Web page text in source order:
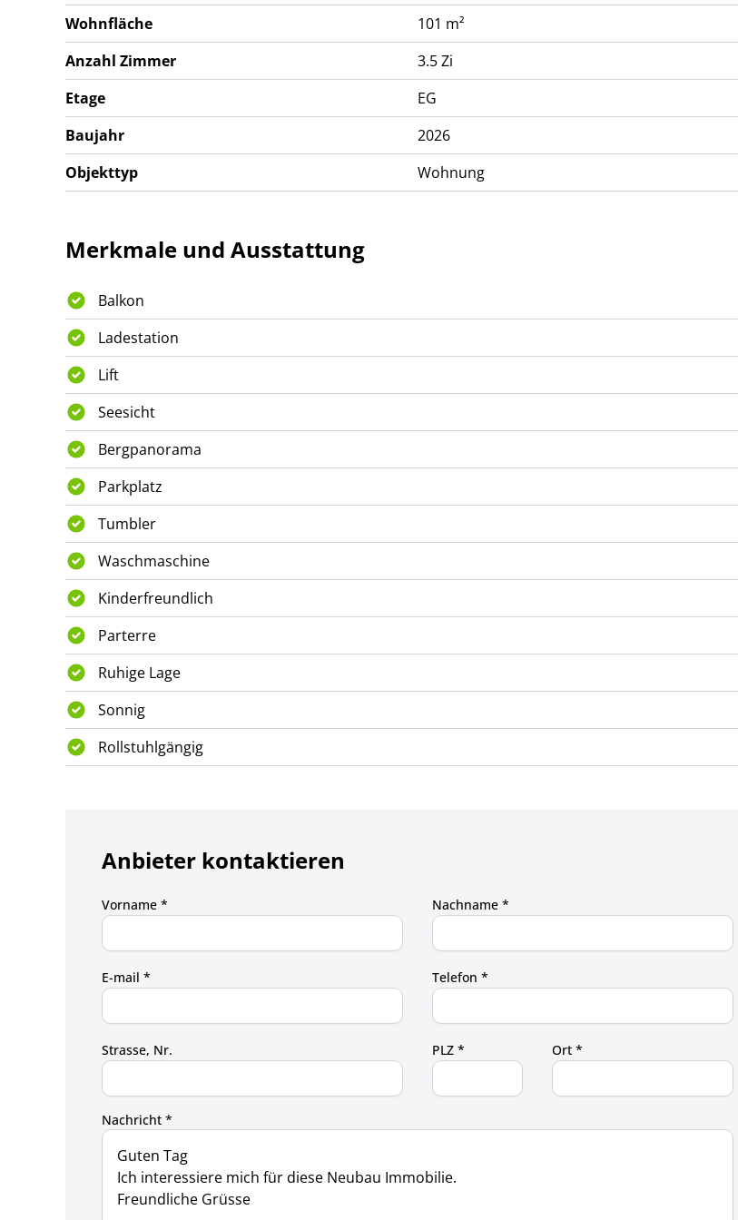
neues Zuhause vorzustellen!
Wohnfläche
101 m²
Anzahl Zimmer
3.5 Zi
Etage
EG
Baujahr
2026
Objekttyp
Wohnung
Merkmale und Ausstattung
Balkon
Ladestation
Lift
Seesicht
Bergpanorama
Parkplatz
Tumbler
Waschmaschine
Kinderfreundlich
Parterre
Ruhige Lage
Sonnig
Rollstuhlgängig
Anbieter kontaktieren
Vorname * Nachname *
E-mail * Telefon *
Strasse, Nr. PLZ * Ort *
Nachricht *